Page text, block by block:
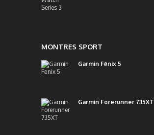
MONTRES SPORT
Garmin Fēnix 5
Garmin Forerunner 735XT